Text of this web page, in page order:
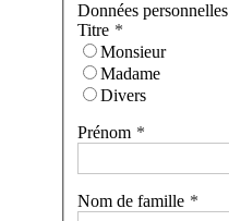
Données personnelles
Titre
Monsieur
Madame
Divers
Prénom
Nom de famille